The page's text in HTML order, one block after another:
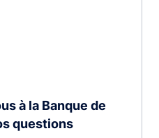
à la Banque de
questions